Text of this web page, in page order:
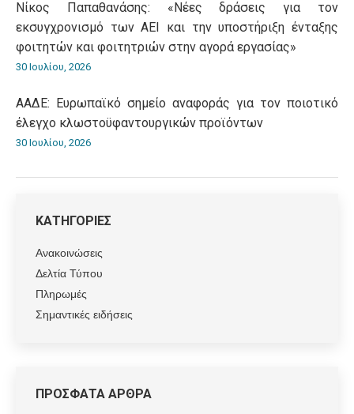
Νίκος Παπαθανάσης: «Νέες δράσεις για τον
εκσυγχρονισμό των ΑΕΙ και την υποστήριξη ένταξης
φοιτητών και φοιτητριών στην αγορά εργασίας»
30 Ιουλίου, 2026
ΑΑΔΕ: Ευρωπαϊκό σημείο αναφοράς για τον ποιοτικό
έλεγχο κλωστοϋφαντουργικών προϊόντων
30 Ιουλίου, 2026
ΚΑΤΗΓΟΡΙΕΣ
Ανακοινώσεις
Δελτία Τύπου
Πληρωμές
Σημαντικές ειδήσεις
ΠΡΟΣΦΑΤΑ ΑΡΘΡΑ